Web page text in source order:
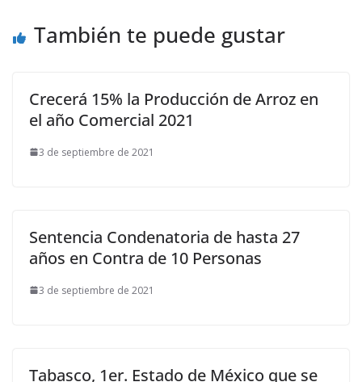
También te puede gustar
Crecerá 15% la Producción de Arroz en
el año Comercial 2021
3 de septiembre de 2021
Sentencia Condenatoria de hasta 27
años en Contra de 10 Personas
3 de septiembre de 2021
Tabasco, 1er. Estado de México que se